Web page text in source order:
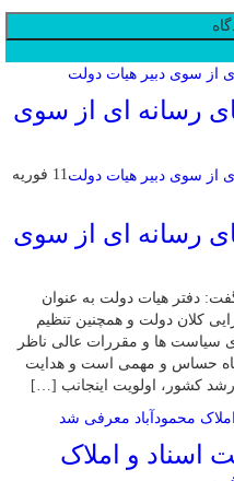
رسانه ای از سوی
11 فوریه
رسانه ای از سوی
دفتر هیات دولت به عنوان
کلان دولت و همچنین تنظیم
سیاست ها و مقررات عالی ناظر
حساس و مهمی است و هدایت
کشور، اولویت اینجانب […]
اسناد و املاک